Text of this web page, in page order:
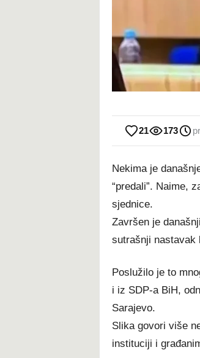
21 173
Nekima je
“predali”. Naime,
sjednice.
Završen je
sutrašnji nastavak
Poslužilo je to
i iz SDP-a BiH,
Sarajevo.
Slika govori više
instituciji i